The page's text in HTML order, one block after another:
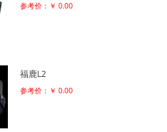
参考价：￥ 0.00
福鹿L2
参考价：￥ 0.00